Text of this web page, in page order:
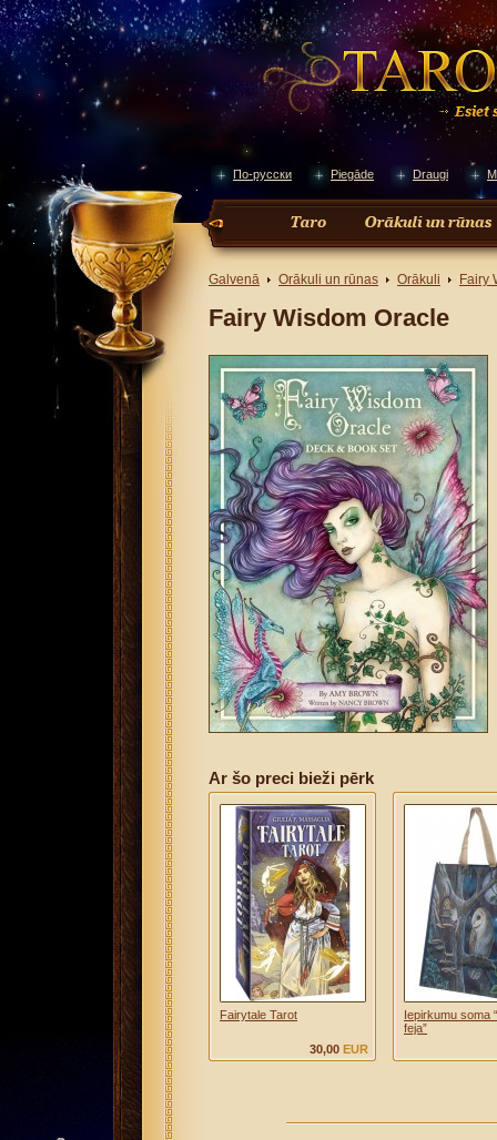
По-русски Piegāde Draugi
Galvenā Orākuli un rūnas Orākuli Fairy
Fairy Wisdom Oracle
Ar šo preci bieži pērk
Fairytale Tarot
30,00 EUR
Iepirkumu soma
feja”